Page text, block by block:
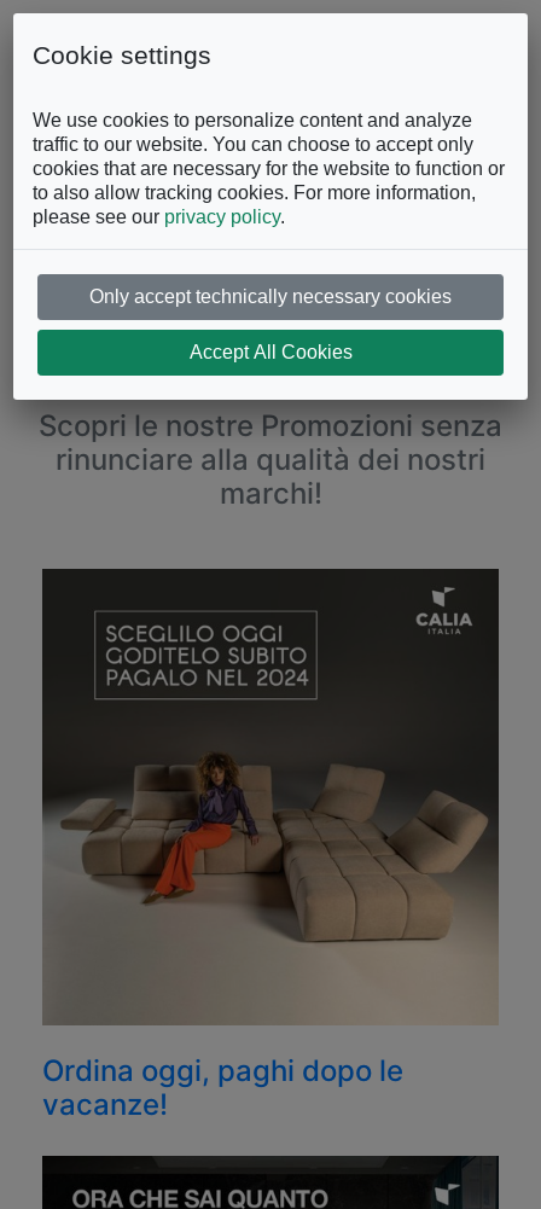
Skip to content
FacebookInstagramYouTube
PROMOZIONI
Scopri le nostre Promozioni senza
rinunciare alla qualità dei nostri
marchi!
Ordina oggi, paghi dopo le
vacanze!
Cookie settings
We use cookies to personalize content and analyze
traffic to our website. You can choose to accept only
cookies that are necessary for the website to function or
to also allow tracking cookies. For more information,
please see our privacy policy.
Only accept technically necessary cookies
Accept All Cookies